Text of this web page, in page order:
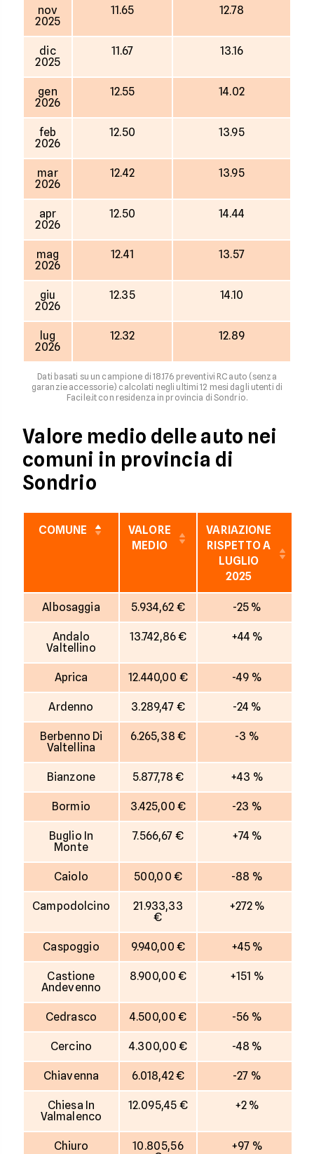
nov
2025
11.65 12.78
dic
2025
11.67 13.16
gen
2026
12.55 14.02
feb
2026
12.50 13.95
mar
2026
12.42 13.95
apr
2026
12.50 14.44
mag
2026
12.41 13.57
giu
2026
12.35 14.10
lug
2026
12.32 12.89
Dati basati su un campione di 18.176 preventivi RC auto (senza
garanzie accessorie) calcolati negli ultimi 12 mesi dagli utenti di
Facile.it con residenza in provincia di Sondrio.
Valore medio delle auto nei
comuni in provincia di
Sondrio
COMUNE
VALORE
MEDIO
VARIAZIONE
RISPETTO A
LUGLIO
2025
Albosaggia 5.934,62 € -25 %
Andalo
Valtellino
13.742,86 € +44 %
Aprica 12.440,00 € -49 %
Ardenno 3.289,47 € -24 %
Berbenno Di
Valtellina
6.265,38 € -3 %
Bianzone 5.877,78 € +43 %
Bormio 3.425,00 € -23 %
Buglio In
Monte
7.566,67 € +74 %
Caiolo 500,00 € -88 %
Campodolcino
21.933,33
€
+272 %
Caspoggio 9.940,00 € +45 %
Castione
Andevenno
8.900,00 € +151 %
Cedrasco 4.500,00 € -56 %
Cercino 4.300,00 € -48 %
Chiavenna 6.018,42 € -27 %
Chiesa In
Valmalenco
12.095,45 € +2 %
Chiuro
10.805,56
+97 %